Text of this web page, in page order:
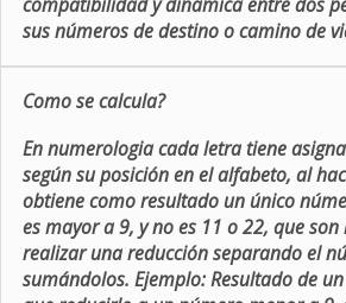
sus números de destino o camino de
Como se calcula?
En numerologia cada letra tiene
según su posición en el alfabeto, al
obtiene como resultado un único
es mayor a 9, y no es 11 o 22, que
realizar una reducción separando el
sumándolos. Ejemplo: Resultado de